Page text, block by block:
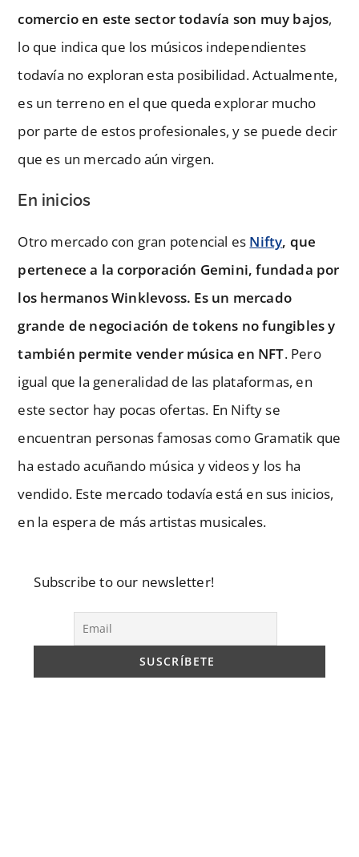
comercio en este sector todavía son muy bajos,
lo que indica que los músicos independientes
todavía no exploran esta posibilidad. Actualmente,
es un terreno en el que queda explorar mucho
por parte de estos profesionales, y se puede decir
que es un mercado aún virgen.
En inicios
Otro mercado con gran potencial es Nifty, que
pertenece a la corporación Gemini, fundada por
los hermanos Winklevoss. Es un mercado
grande de negociación de tokens no fungibles y
también permite vender música en NFT. Pero
igual que la generalidad de las plataformas, en
este sector hay pocas ofertas. En Nifty se
encuentran personas famosas como Gramatik que
ha estado acuñando música y videos y los ha
vendido. Este mercado todavía está en sus inicios,
en la espera de más artistas musicales.
Subscribe to our newsletter!